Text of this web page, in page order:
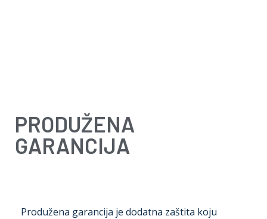
PRODUŽENA
GARANCIJA
Produžena garancija je dodatna zaštita koju